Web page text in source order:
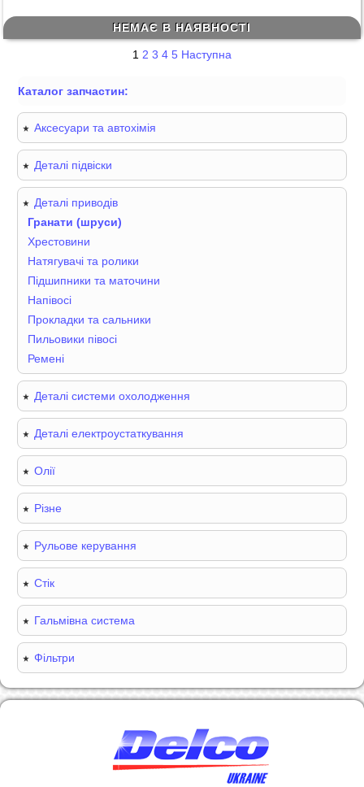
НЕМАЄ В НАЯВНОСТІ
1 2 3 4 5 Наступна
Каталог запчастин:
Аксесуари та автохімія
Деталі підвіски
Деталі приводів
Гранати (шруси)
Хрестовини
Натягувачі та ролики
Підшипники та маточини
Напівосі
Прокладки та сальники
Пильовики півосі
Ремені
Деталі системи охолодження
Деталі електроустаткування
Олії
Різне
Рульове керування
Стік
Гальмівна система
Фільтри